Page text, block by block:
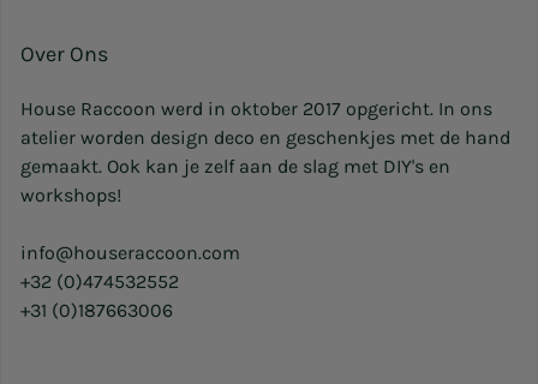
Over Ons
House Raccoon werd in oktober 2017 opgericht. In ons
atelier worden design deco en geschenkjes met de hand
gemaakt. Ook kan je zelf aan de slag met DIY's en
workshops!
info@houseraccoon.com
+32 (0)474532552
+31 (0)187663006